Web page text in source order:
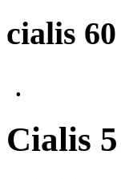
cialis
.
Cialis